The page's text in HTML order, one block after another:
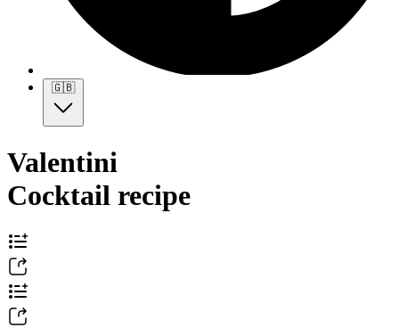
🇬🇧
Valentini
Cocktail recipe